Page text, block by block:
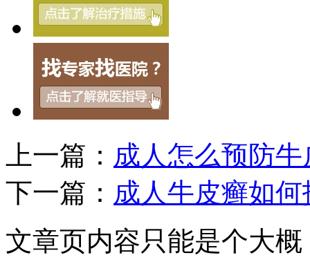
上一篇： 成人怎么预防牛
下一篇： 成人牛皮癣如何
文章页内容只能是个大